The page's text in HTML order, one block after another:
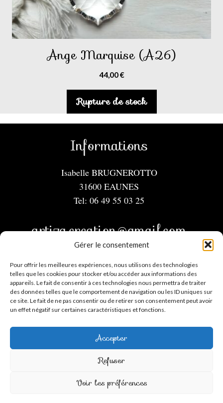
Gérer le consentement
Pour offrir les meilleures expériences, nous utilisons des technologies
telles que les cookies pour stocker et/ou accéder aux informations des
appareils. Le fait de consentir à ces technologies nous permettra de traiter
des données telles que le comportement de navigation ou les ID uniques sur
ce site. Le fait de ne pas consentir ou de retirer son consentement peut avoir
un effet négatif sur certaines caractéristiques et fonctions.
Accepter
Refuser
Voir les préférences
Ange Marquise (A26)
44,00€
Rupture de stock
Informations
Isabelle BRUGNEROTTO
31600 EAUNES
Tel: 06 49 55 03 25
artiza.creation@gmail.com
Menu
Mentions légales
CGV
Contact
Mon compte